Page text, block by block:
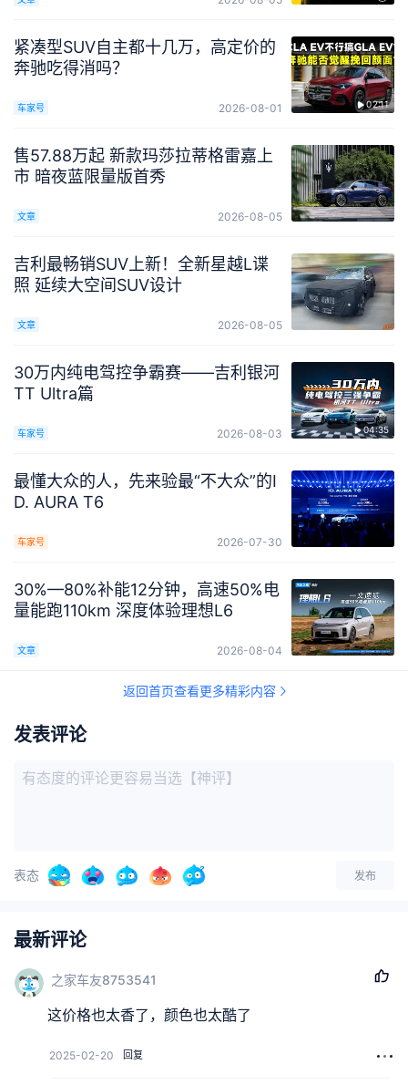
02:11
紧凑型SUV自主都十几万，高定价的
奔驰吃得消吗？
2026-08-01
车家号
售57.88万起 新款玛莎拉蒂格雷嘉上
市 暗夜蓝限量版首秀
2026-08-05
文章
吉利最畅销SUV上新！全新星越L谍
照 延续大空间SUV设计
2026-08-05
文章
04:35
30万内纯电驾控争霸赛——吉利银河
TT Ultra篇
2026-08-03
车家号
最懂大众的人，先来验最“不大众”的I
D. AURA T6
2026-07-30
车家号
30%—80%补能12分钟，高速50%电
量能跑110km 深度体验理想L6
2026-08-04
文章
返回首页查看更多精彩内容
发表评论
表态 发布
最新评论
之家车友8753541
这价格也太香了，颜色也太酷了
2025-02-20 回复